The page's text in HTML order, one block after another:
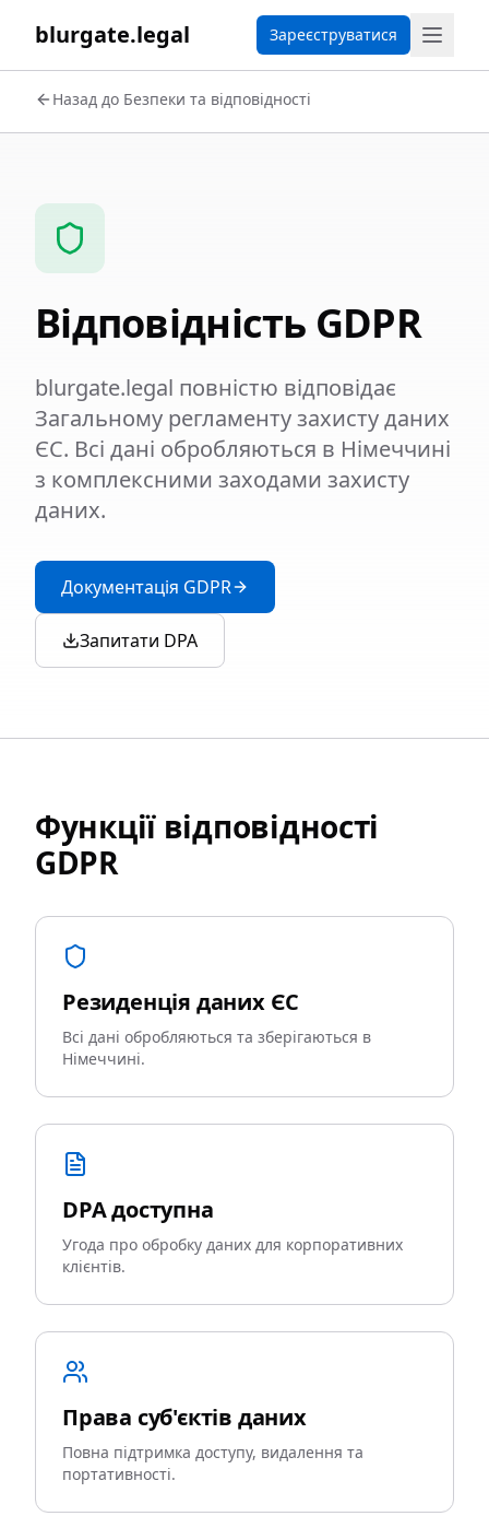
blurgate.legal Зареєструватися
Назад до Безпеки та відповідності
Відповідність GDPR
blurgate.legal повністю відповідає
Загальному регламенту захисту даних
ЄС. Всі дані обробляються в Німеччині
з комплексними заходами захисту
даних.
Документація GDPR
Запитати DPA
Функції відповідності
GDPR
Резиденція даних ЄС
Всі дані обробляються та зберігаються в
Німеччині.
DPA доступна
Угода про обробку даних для корпоративних
клієнтів.
Права суб'єктів даних
Повна підтримка доступу, видалення та
портативності.